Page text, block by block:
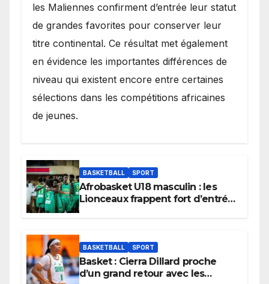
les Maliennes confirment d’entrée leur statut
de grandes favorites pour conserver leur
titre continental. Ce résultat met également
en évidence les importantes différences de
niveau qui existent encore entre certaines
sélections dans les compétitions africaines
de jeunes.
BASKETBALL SPORT
Afrobasket U18 masculin : les
Lionceaux frappent fort d’entrée
BASKETBALL SPORT
Basket : Cierra Dillard proche
d’un grand retour avec les